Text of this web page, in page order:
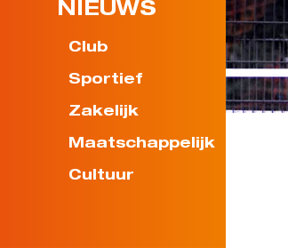
NIEUWS
Club
Sportief
Zakelijk
Maatschappelijk
Cultuur